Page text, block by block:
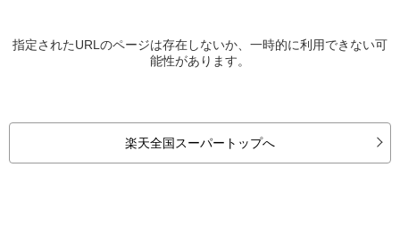
指定されたURLのページは存在しないか、一時的に利用できない可
能性があります。
楽天全国スーパートップへ